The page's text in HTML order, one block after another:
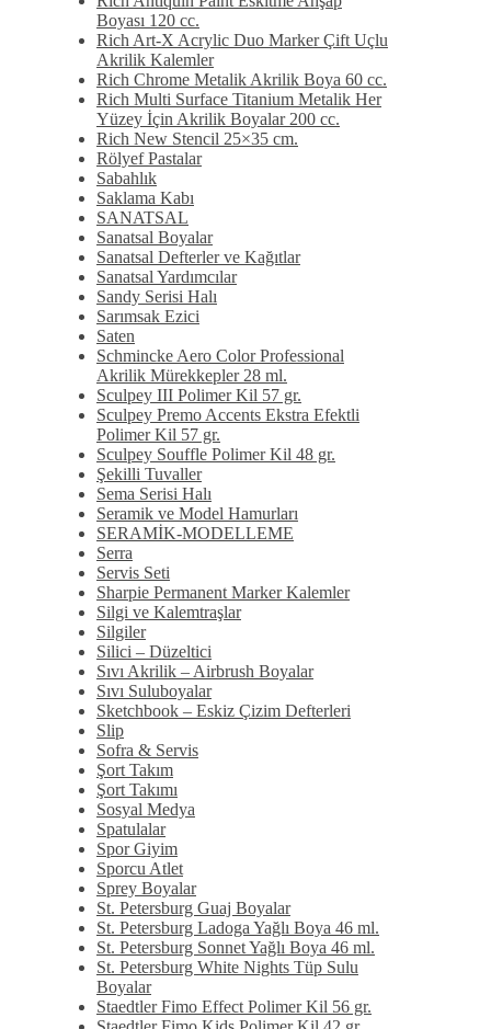
Boyası 120 cc.
Rich Art-X Acrylic Duo Marker Çift Uçlu
Akrilik Kalemler
Rich Chrome Metalik Akrilik Boya 60 cc.
Rich Multi Surface Titanium Metalik Her
Yüzey İçin Akrilik Boyalar 200 cc.
Rich New Stencil 25×35 cm.
Rölyef Pastalar
Sabahlık
Saklama Kabı
SANATSAL
Sanatsal Boyalar
Sanatsal Defterler ve Kağıtlar
Sanatsal Yardımcılar
Sandy Serisi Halı
Sarımsak Ezici
Saten
Schmincke Aero Color Professional
Akrilik Mürekkepler 28 ml.
Sculpey III Polimer Kil 57 gr.
Sculpey Premo Accents Ekstra Efektli
Polimer Kil 57 gr.
Sculpey Souffle Polimer Kil 48 gr.
Şekilli Tuvaller
Sema Serisi Halı
Seramik ve Model Hamurları
SERAMİK-MODELLEME
Serra
Servis Seti
Sharpie Permanent Marker Kalemler
Silgi ve Kalemtraşlar
Silgiler
Silici – Düzeltici
Sıvı Akrilik – Airbrush Boyalar
Sıvı Suluboyalar
Sketchbook – Eskiz Çizim Defterleri
Slip
Sofra & Servis
Şort Takım
Şort Takımı
Sosyal Medya
Spatulalar
Spor Giyim
Sporcu Atlet
Sprey Boyalar
St. Petersburg Guaj Boyalar
St. Petersburg Ladoga Yağlı Boya 46 ml.
St. Petersburg Sonnet Yağlı Boya 46 ml.
St. Petersburg White Nights Tüp Sulu
Boyalar
Staedtler Fimo Effect Polimer Kil 56 gr.